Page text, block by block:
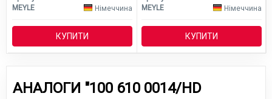
MEYLE
Німеччина
КУПИТИ
MEYLE
Німеччина
КУПИТИ
АНАЛОГИ "100 610 0014/HD